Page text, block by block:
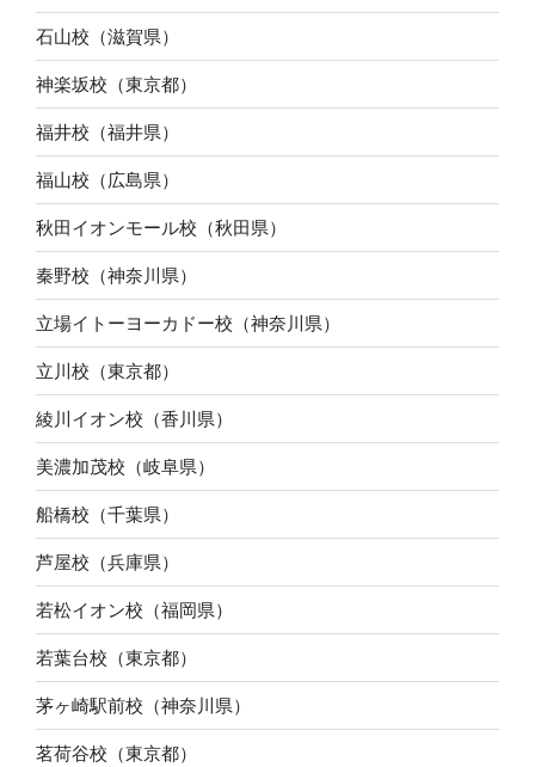
石山校（滋賀県）
神楽坂校（東京都）
福井校（福井県）
福山校（広島県）
秋田イオンモール校（秋田県）
秦野校（神奈川県）
立場イトーヨーカドー校（神奈川県）
立川校（東京都）
綾川イオン校（香川県）
美濃加茂校（岐阜県）
船橋校（千葉県）
芦屋校（兵庫県）
若松イオン校（福岡県）
若葉台校（東京都）
茅ヶ崎駅前校（神奈川県）
茗荷谷校（東京都）